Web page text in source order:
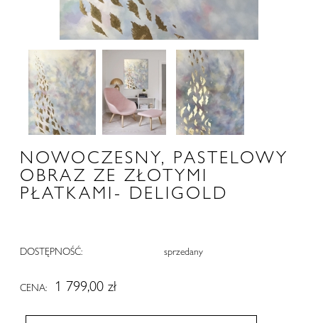
NOWOCZESNY, PASTELOWY
OBRAZ ZE ZŁOTYMI
PŁATKAMI- DELIGOLD
DOSTĘPNOŚĆ: sprzedany
CENA: 1 799,00 zł